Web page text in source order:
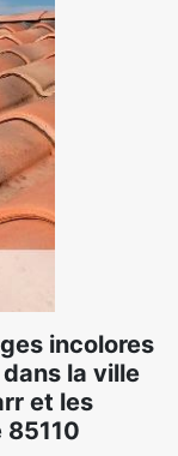
incolores
la ville
et les
85110